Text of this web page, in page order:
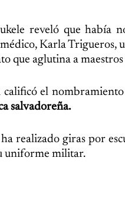
reveló que había
Karla
que aglutina a
el
salvadoreña.
realizado giras por
uniforme militar.